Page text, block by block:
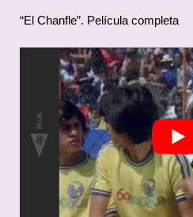
“El Chanfle”. Película completa